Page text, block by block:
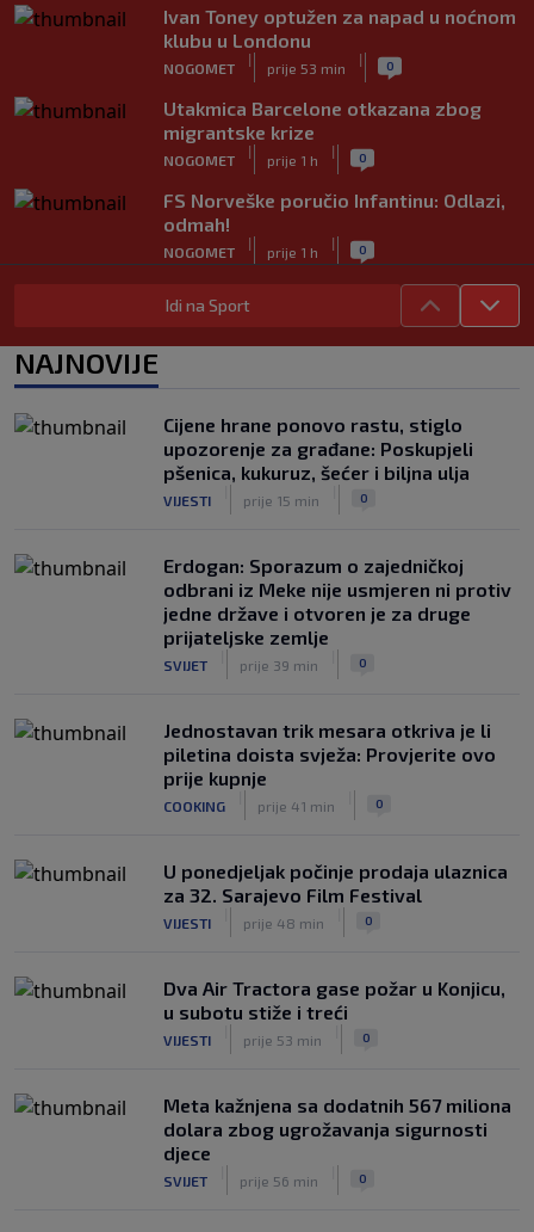
Ivan Toney optužen za napad u noćnom
klubu u Londonu
NOGOMET
|
prije 53 min
| 0
Utakmica Barcelone otkazana zbog
migrantske krize
NOGOMET
|
prije 1 h
| 0
FS Norveške poručio Infantinu: Odlazi,
odmah!
NOGOMET
|
prije 1 h
| 0
Bila je sportska zvijezda, a onda otišla
u penziju: Sada oduševila akrobacijama
Dva igrača van stroja, vrijedno smo
radili i požrtvovano (VIDEO)
NOGOMET
|
prije 4 h
| 0
Idi na Sport
NAJNOVIJE
Cijene hrane ponovo rastu, stiglo
upozorenje za građane: Poskupjeli
pšenica, kukuruz, šećer i biljna ulja
VIJESTI prije 15 min 0
Erdogan: Sporazum o zajedničkoj
odbrani iz Meke nije usmjeren ni protiv
jedne države i otvoren je za druge
prijateljske zemlje
SVIJET prije 39 min 0
Jednostavan trik mesara otkriva je li
piletina doista svježa: Provjerite ovo
prije kupnje
COOKING prije 41 min 0
U ponedjeljak počinje prodaja ulaznica
za 32. Sarajevo Film Festival
VIJESTI prije 48 min 0
Dva Air Tractora gase požar u Konjicu,
u subotu stiže i treći
VIJESTI prije 53 min 0
Meta kažnjena sa dodatnih 567 miliona
dolara zbog ugrožavanja sigurnosti
djece
SVIJET prije 56 min 0